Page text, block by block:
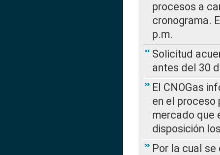
procesos a
cronograma.
p.m.
Solicitud
antes del 30
El CNOGas
en el
mercado que
disposición
Por la cual se